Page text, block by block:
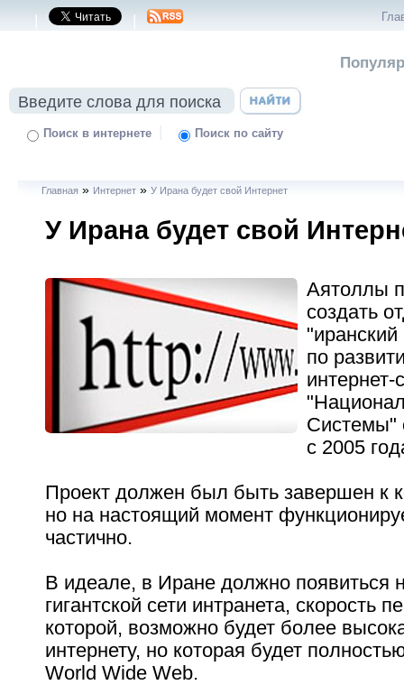
| |
Поиск в интернете | Поиск по сайту
Главная » Интернет »У Ирана будет свой Интернет
У Ирана будет свой
Аятоллы
создать
по
интернет-
Системы"
с 2005
Проект должен был быть завершен к
но на настоящий момент
частично.
В идеале, в Иране должно появиться
гигантской сети интранета, скорость
которой, возможно будет более
интернету, но которая будет
World Wide Web.